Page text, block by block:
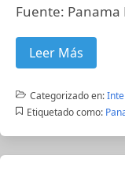
Fuente: Panama
Leer Más
Categorizado en:
Etiquetado como: